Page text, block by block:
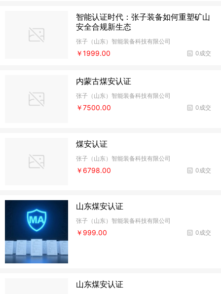
智能认证时代：张子装备如何重塑矿山
安全合规新生态
张子（山东）智能装备科技有限公司
0成交
￥1999.00
内蒙古煤安认证
张子（山东）智能装备科技有限公司
0成交
￥7500.00
煤安认证
张子（山东）智能装备科技有限公司
0成交
￥6798.00
山东煤安认证
张子（山东）智能装备科技有限公司
0成交
￥999.00
山东煤安认证